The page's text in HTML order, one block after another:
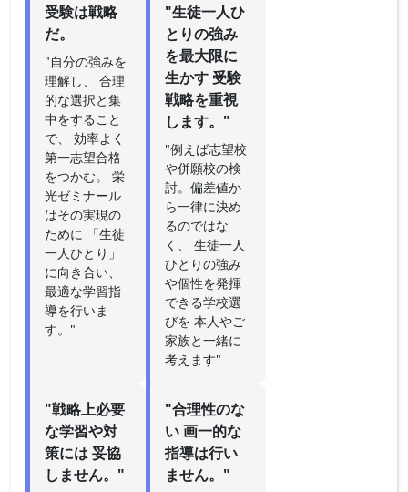
受験は戦略
だ。
"自分の強みを
理解し、 合理
的な選択と集
中をすること
で、 効率よく
第一志望合格
をつかむ。 栄
光ゼミナール
はその実現の
ために 「生徒
一人ひとり」
に向き合い、
最適な学習指
導を行いま
す。"
"生徒一人ひ
とりの強み
を最大限に
生かす 受験
戦略を重視
します。"
"例えば志望校
や併願校の検
討。偏差値か
ら一律に決め
るのではな
く、 生徒一人
ひとりの強み
や個性を発揮
できる学校選
びを 本人やご
家族と一緒に
考えます"
"戦略上必要
な学習や対
策には 妥協
しません。"
"合理性のな
い 画一的な
指導は行い
ません。"